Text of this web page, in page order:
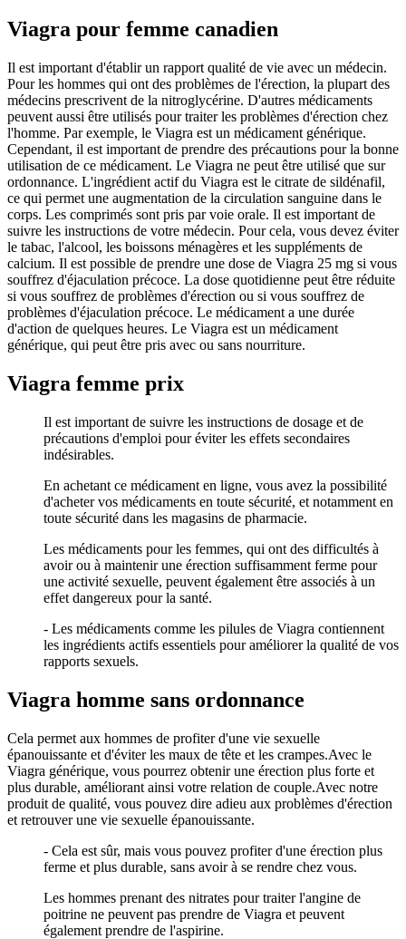
Viagra pour femme canadien
Il est important d'établir un rapport qualité de vie avec un médecin.
Pour les hommes qui ont des problèmes de l'érection, la plupart des
médecins prescrivent de la nitroglycérine. D'autres médicaments
peuvent aussi être utilisés pour traiter les problèmes d'érection chez
l'homme. Par exemple, le Viagra est un médicament générique.
Cependant, il est important de prendre des précautions pour la bonne
utilisation de ce médicament. Le Viagra ne peut être utilisé que sur
ordonnance. L'ingrédient actif du Viagra est le citrate de sildénafil,
ce qui permet une augmentation de la circulation sanguine dans le
corps. Les comprimés sont pris par voie orale. Il est important de
suivre les instructions de votre médecin. Pour cela, vous devez éviter
le tabac, l'alcool, les boissons ménagères et les suppléments de
calcium. Il est possible de prendre une dose de Viagra 25 mg si vous
souffrez d'éjaculation précoce. La dose quotidienne peut être réduite
si vous souffrez de problèmes d'érection ou si vous souffrez de
problèmes d'éjaculation précoce. Le médicament a une durée
d'action de quelques heures. Le Viagra est un médicament
générique, qui peut être pris avec ou sans nourriture.
Viagra femme prix
Il est important de suivre les instructions de dosage et de
précautions d'emploi pour éviter les effets secondaires
indésirables.
En achetant ce médicament en ligne, vous avez la possibilité
d'acheter vos médicaments en toute sécurité, et notamment en
toute sécurité dans les magasins de pharmacie.
Les médicaments pour les femmes, qui ont des difficultés à
avoir ou à maintenir une érection suffisamment ferme pour
une activité sexuelle, peuvent également être associés à un
effet dangereux pour la santé.
- Les médicaments comme les pilules de Viagra contiennent
les ingrédients actifs essentiels pour améliorer la qualité de vos
rapports sexuels.
Viagra homme sans ordonnance
Cela permet aux hommes de profiter d'une vie sexuelle
épanouissante et d'éviter les maux de tête et les crampes.Avec le
Viagra générique, vous pourrez obtenir une érection plus forte et
plus durable, améliorant ainsi votre relation de couple.Avec notre
produit de qualité, vous pouvez dire adieu aux problèmes d'érection
et retrouver une vie sexuelle épanouissante.
- Cela est sûr, mais vous pouvez profiter d'une érection plus
ferme et plus durable, sans avoir à se rendre chez vous.
Les hommes prenant des nitrates pour traiter l'angine de
poitrine ne peuvent pas prendre de Viagra et peuvent
également prendre de l'aspirine.